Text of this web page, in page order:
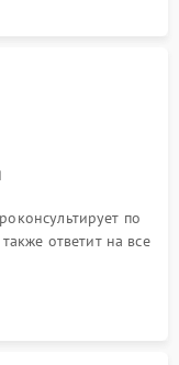
по
ответит на все